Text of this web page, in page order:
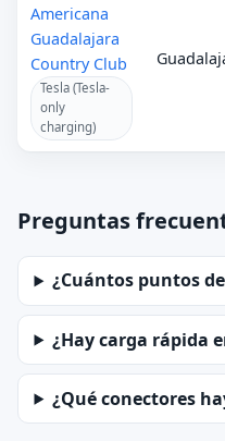
Americana
Guadalajara
Country Club
Tesla (Tesla-
only
charging)
Preguntas
¿Cuántos puntos
¿Hay carga rápida
¿Qué conectores